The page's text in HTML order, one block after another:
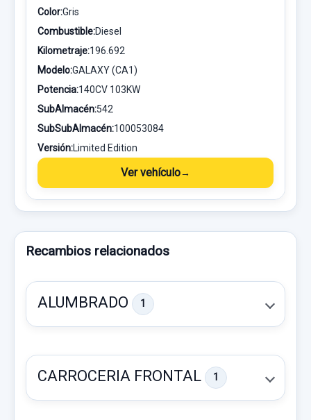
Color:Gris
Combustible:Diesel
Kilometraje:196.692
Modelo:GALAXY (CA1)
Potencia:140CV 103KW
SubAlmacén:542
SubSubAlmacén:100053084
Versión:Limited Edition
Ver vehículo
Recambios relacionados
ALUMBRADO 1
CARROCERIA FRONTAL 1